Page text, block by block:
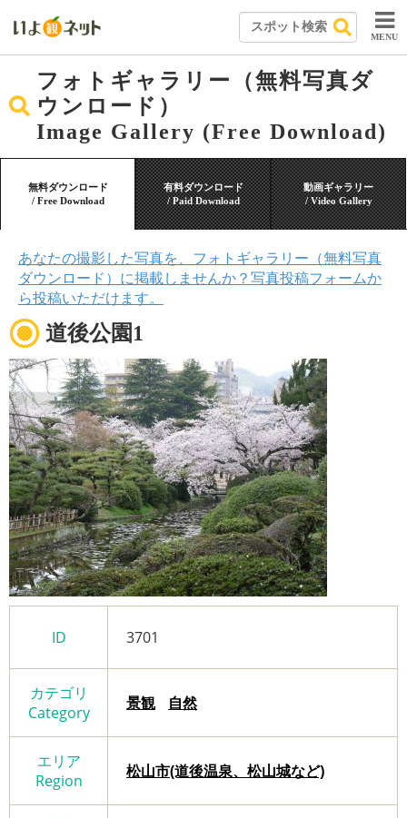
MENU
フォトギャラリー（無料写真ダ
ウンロード）
Image Gallery (Free Download)
無料ダウンロード
/ Free Download
有料ダウンロード
/ Paid Download
動画ギャラリー
/ Video Gallery
あなたの撮影した写真を、フォトギャラリー（無料写真
ダウンロード）に掲載しませんか？写真投稿フォームか
ら投稿いただけます。
道後公園1
ID 3701
カテゴリ
Category
景観 自然
エリア
Region
松山市(道後温泉、松山城など)